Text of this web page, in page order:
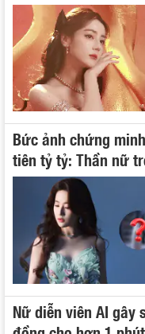
Bức ảnh chứng
tiên tỷ tỷ: Thần nữ
Nữ diễn viên AI